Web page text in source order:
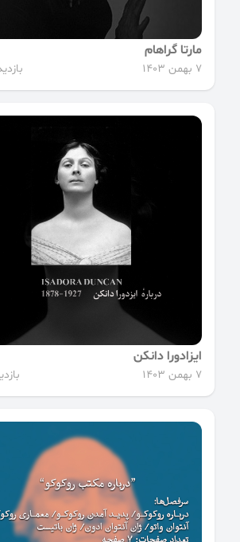
مارتا گراهام
7 بهمن 1403 بازدید
ایزادورا دانکن
7 بهمن 1403 بازدید